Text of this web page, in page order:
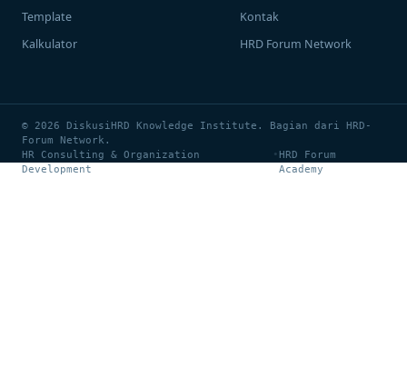
Template
Kalkulator
Kontak
HRD Forum Network
© 2026 DiskusiHRD Knowledge Institute. Bagian dari HRD-
Forum Network.
HR Consulting & Organization
Development
•HRD Forum
Academy